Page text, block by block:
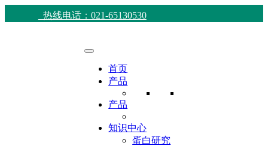
热线电话：021-65130530
首页
产品
产品
知识中心
蛋白研究